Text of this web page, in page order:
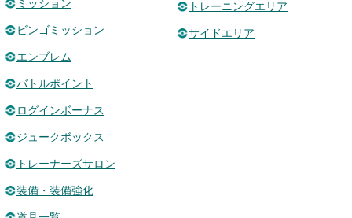
ミッション
ビンゴミッション
エンブレム
バトルポイント
ログインボーナス
ジュークボックス
トレーナーズサロン
装備・装備強化
トレーニングエリア
サイドエリア